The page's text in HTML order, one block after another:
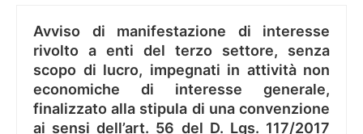
Avviso di manifestazione di interesse
rivolto a enti del terzo settore, senza
scopo di lucro, impegnati in attività non
economiche di interesse generale,
finalizzato alla stipula di una convenzione
ai sensi dell’art. 56 del D. Lgs. 117/2017